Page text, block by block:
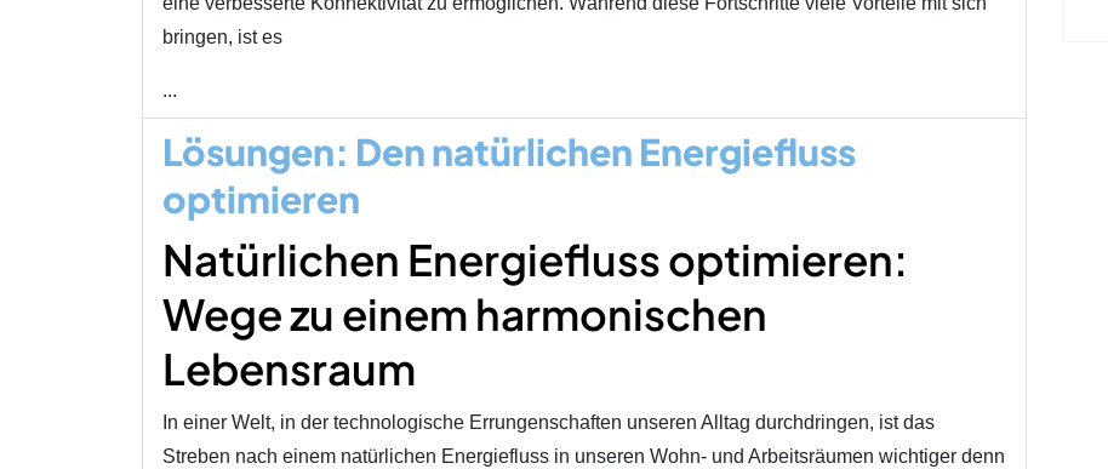
bringen, ist es
...
Lösungen: Den natürlichen Energiefluss
optimieren
Natürlichen Energiefluss optimieren:
Wege zu einem harmonischen
Lebensraum
In einer Welt, in der technologische Errungenschaften unseren Alltag durchdringen, ist das
Streben nach einem natürlichen Energiefluss in unseren Wohn- und Arbeitsräumen wichtiger denn